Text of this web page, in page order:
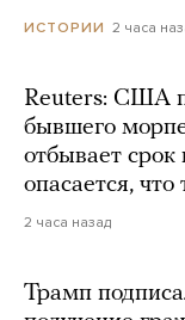
ИСТОРИИ 2 часа
Reuters: США
бывшего
отбывает
опасается,
2 часа назад
Трамп